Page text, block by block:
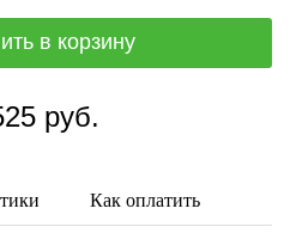
руб.
Как оплатить